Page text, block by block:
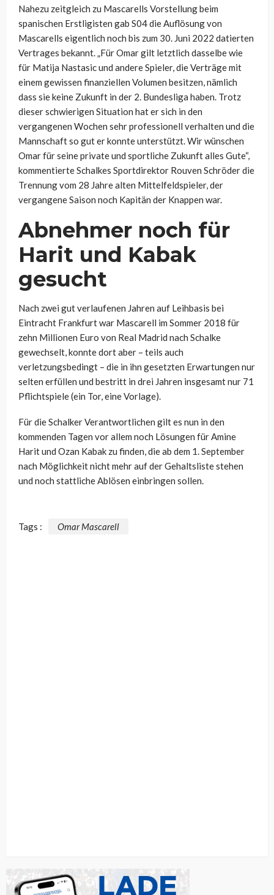
Nahezu zeitgleich zu Mascarells Vorstellung beim
spanischen Erstligisten gab S04 die Auflösung von
Mascarells eigentlich noch bis zum 30. Juni 2022 datierten
Vertrages bekannt. „Für Omar gilt letztlich dasselbe wie
für Matija Nastasic und andere Spieler, die Verträge mit
einem gewissen finanziellen Volumen besitzen, nämlich
dass sie keine Zukunft in der 2. Bundesliga haben. Trotz
dieser schwierigen Situation hat er sich in den
vergangenen Wochen sehr professionell verhalten und die
Mannschaft so gut er konnte unterstützt. Wir wünschen
Omar für seine private und sportliche Zukunft alles Gute“,
kommentierte Schalkes Sportdirektor Rouven Schröder die
Trennung vom 28 Jahre alten Mittelfeldspieler, der
vergangene Saison noch Kapitän der Knappen war.
Abnehmer noch für
Harit und Kabak
gesucht
Nach zwei gut verlaufenen Jahren auf Leihbasis bei
Eintracht Frankfurt war Mascarell im Sommer 2018 für
zehn Millionen Euro von Real Madrid nach Schalke
gewechselt, konnte dort aber – teils auch
verletzungsbedingt – die in ihn gesetzten Erwartungen nur
selten erfüllen und bestritt in drei Jahren insgesamt nur 71
Pflichtspiele (ein Tor, eine Vorlage).
Für die Schalker Verantwortlichen gilt es nun in den
kommenden Tagen vor allem noch Lösungen für Amine
Harit und Ozan Kabak zu finden, die ab dem 1. September
nach Möglichkeit nicht mehr auf der Gehaltsliste stehen
und noch stattliche Ablösen einbringen sollen.
Tags : Omar Mascarell